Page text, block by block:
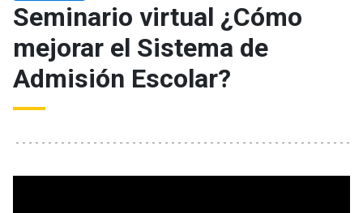
Seminario virtual ¿Cómo
mejorar el Sistema de
Admisión Escolar?